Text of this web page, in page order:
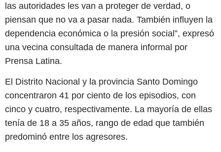
las autoridades les van a proteger de verdad, o
piensan que no va a pasar nada. También influyen la
dependencia económica o la presión social”, expresó
una vecina consultada de manera informal por
Prensa Latina.
El Distrito Nacional y la provincia Santo Domingo
concentraron 41 por ciento de los episodios, con
cinco y cuatro, respectivamente. La mayoría de ellas
tenía de 18 a 35 años, rango de edad que también
predominó entre los agresores.